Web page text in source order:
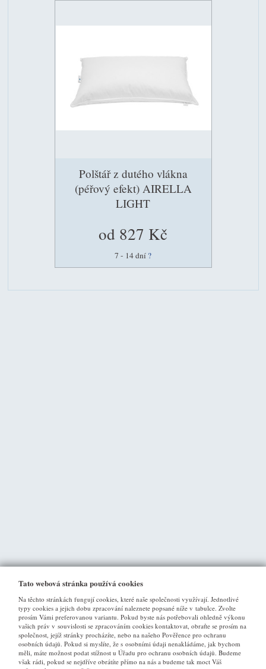
Polštář z dutého vlákna
(péřový efekt) AIRELLA
LIGHT
od 827 Kč
7 - 14 dní ?
VŠE O NÁKUPU
Tato webová stránka používá cookies
Na těchto stránkách fungují cookies, které naše společnosti využívají. Jednotlivé
typy cookies a jejich dobu zpracování naleznete popsané níže v tabulce. Zvolte
prosím Vámi preferovanou variantu. Pokud byste nás potřebovali ohledně výkonu
vašich práv v souvislosti se zpracováním cookies kontaktovat, obraťte se prosím na
společnost, jejíž stránky procházíte, nebo na našeho Pověřence pro ochranu
osobních údajů. Pokud si myslíte, že s osobními údaji nenakládáme, jak bychom
měli, máte možnost podat stížnost u Úřadu pro ochranu osobních údajů. Budeme
však rádi, pokud se nejdříve obrátíte přímo na nás a budeme tak moct Váš